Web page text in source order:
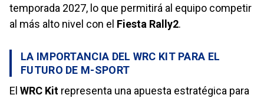
temporada 2027, lo que permitirá al equipo competir
al más alto nivel con el Fiesta Rally2.
LA IMPORTANCIA DEL WRC KIT PARA EL
FUTURO DE M-SPORT
El WRC Kit representa una apuesta estratégica para